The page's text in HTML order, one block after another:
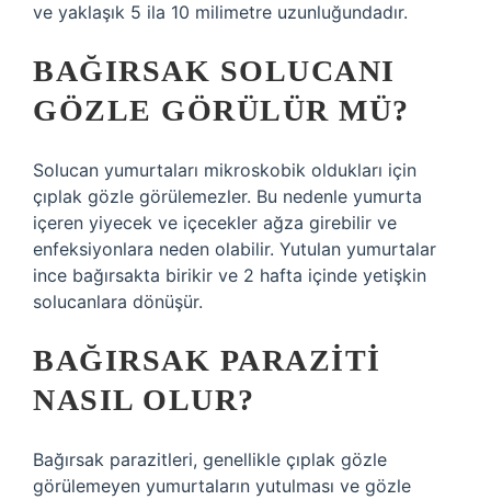
ve yaklaşık 5 ila 10 milimetre uzunluğundadır.
BAĞIRSAK SOLUCANI
GÖZLE GÖRÜLÜR MÜ?
Solucan yumurtaları mikroskobik oldukları için
çıplak gözle görülemezler. Bu nedenle yumurta
içeren yiyecek ve içecekler ağza girebilir ve
enfeksiyonlara neden olabilir. Yutulan yumurtalar
ince bağırsakta birikir ve 2 hafta içinde yetişkin
solucanlara dönüşür.
BAĞIRSAK PARAZITI
NASIL OLUR?
Bağırsak parazitleri, genellikle çıplak gözle
görülemeyen yumurtaların yutulması ve gözle